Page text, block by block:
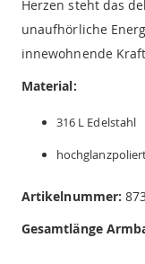
Herzen steht das
unaufhörliche
innewohnende
Material:
316 L Edelstahl
Artikelnummer:
Gesamtlänge